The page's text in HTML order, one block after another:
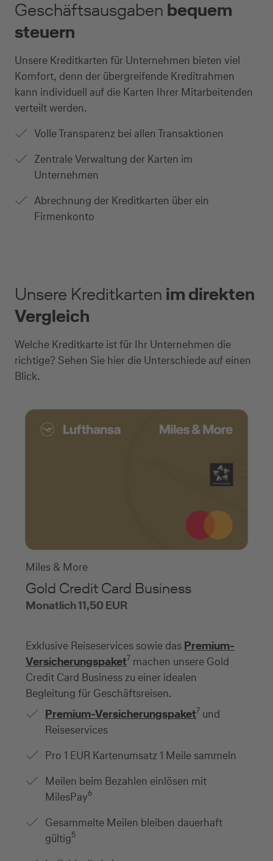
Geschäftsausgaben bequem
steuern
Unsere Kreditkarten für Unternehmen bieten viel
Komfort, denn der übergreifende Kreditrahmen
kann individuell auf die Karten Ihrer Mitarbeitenden
verteilt werden.
Volle Transparenz bei allen Transaktionen
Zentrale Verwaltung der Karten im
Unternehmen
Abrechnung der Kreditkarten über ein
Firmenkonto
Unsere Kreditkarten im direkten
Vergleich
Welche Kreditkarte ist für Ihr Unternehmen die
richtige? Sehen Sie hier die Unterschiede auf einen
Blick.
Miles & More
Gold Credit Card Business
Monatlich 11,50 EUR
Exklusive Reiseservices sowie das Premium-
Versicherungspaket7 machen unsere Gold
Credit Card Business zu einer idealen
Begleitung für Geschäftsreisen.
Premium-Versicherungspaket7 und
Reiseservices
Pro 1 EUR Kartenumsatz 1 Meile sammeln
Meilen beim Bezahlen einlösen mit
MilesPay6
Gesammelte Meilen bleiben dauerhaft
gültig5